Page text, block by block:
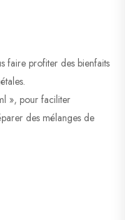
faire profiter des bienfaits
», pour faciliter
des mélanges de